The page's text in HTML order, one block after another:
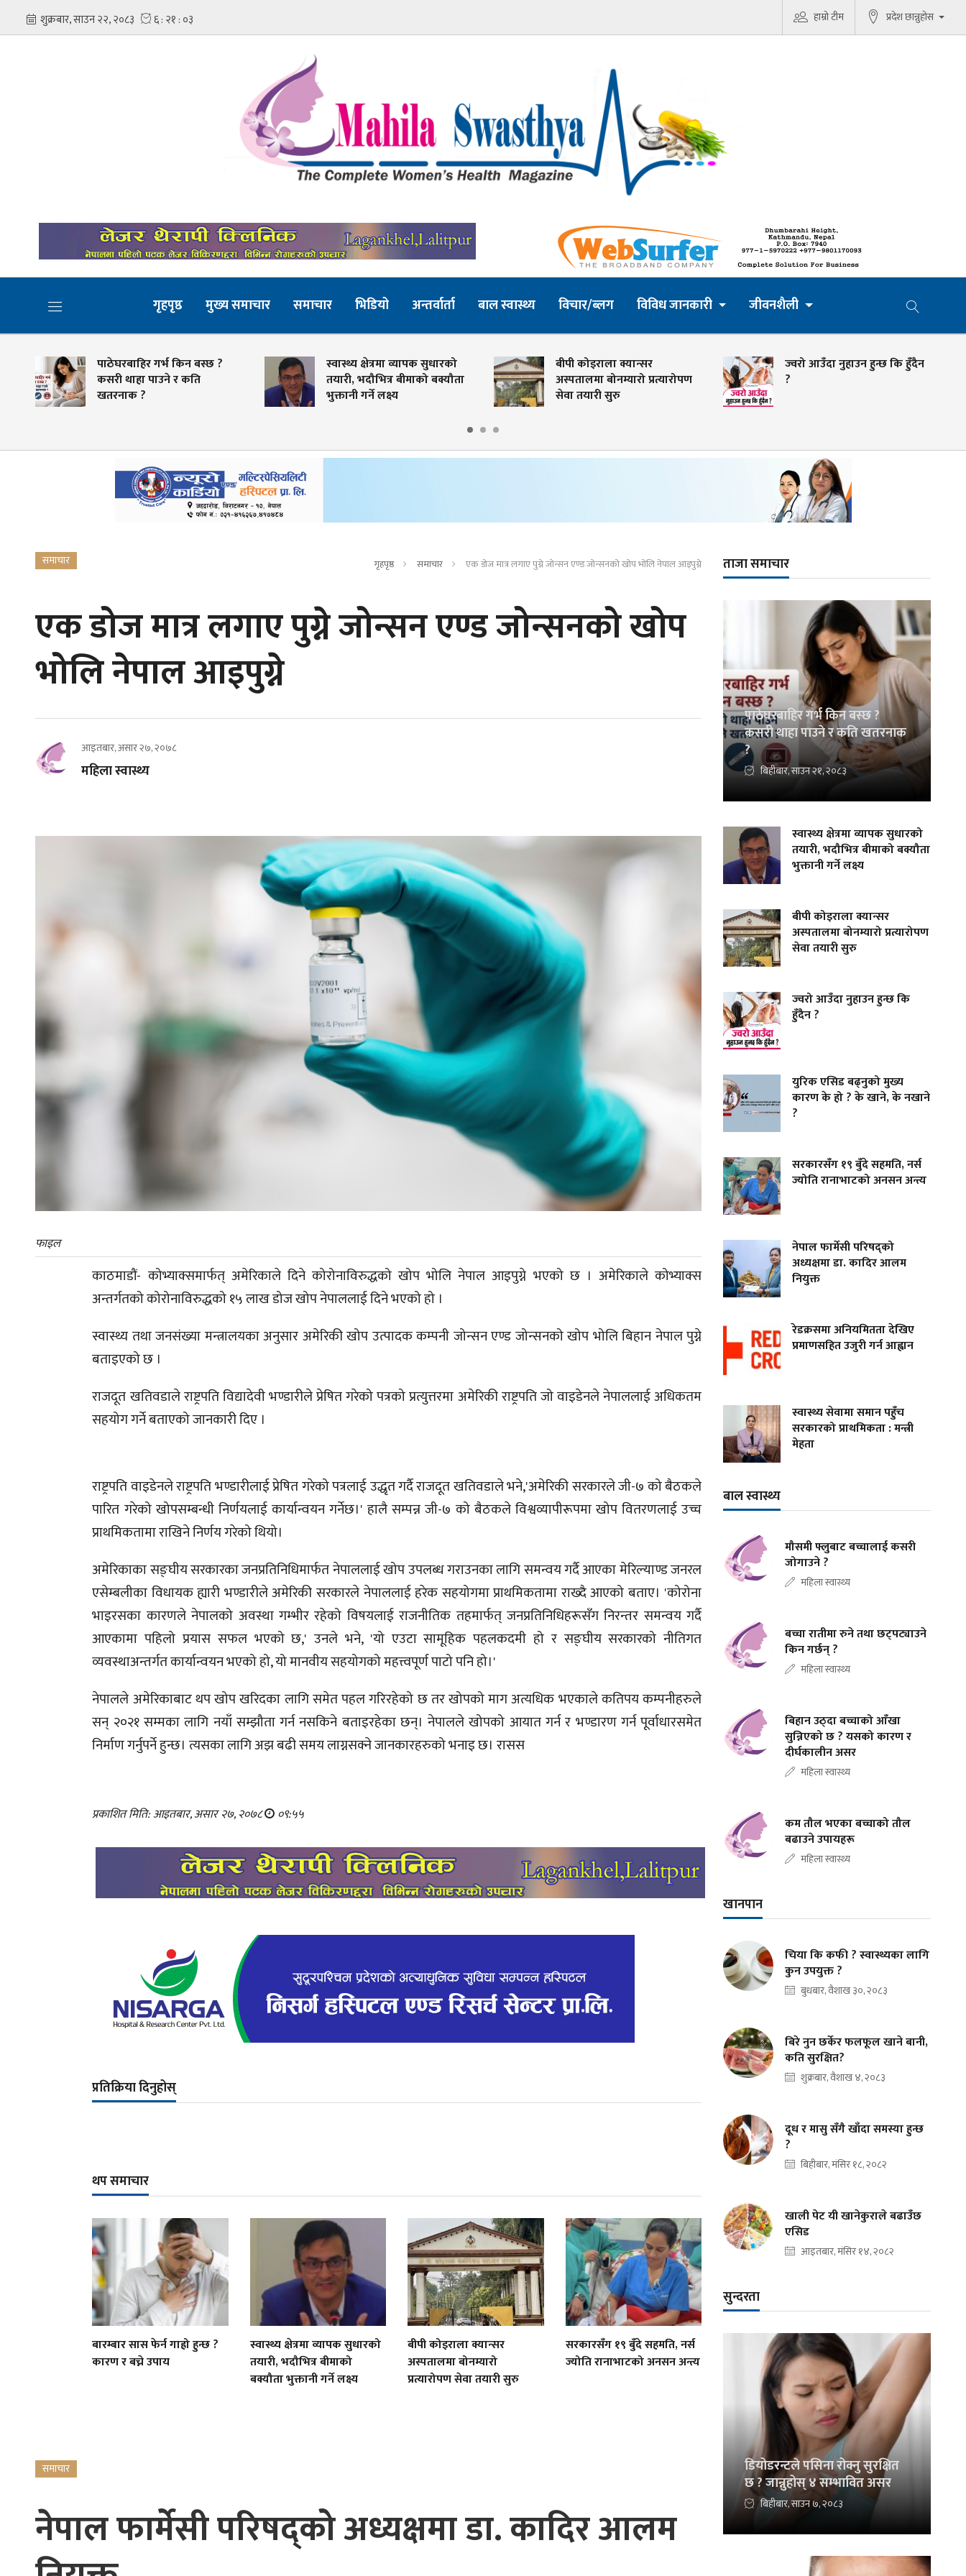
हाम्रो टीम प्रदेश छान्नुहोस
गृहपृष्ठ मुख्य समाचार समाचार भिडियो अन्तर्वार्ता बाल स्वास्थ्य विचार/ब्लग विविध जानकारी जीवनशैली
पाठेघरबाहिर गर्भ किन बस्छ ?
कसरी थाहा पाउने र कति
खतरनाक ?
स्वास्थ्य क्षेत्रमा व्यापक सुधारको
तयारी, भदौभित्र बीमाको बक्यौता
भुक्तानी गर्ने लक्ष्य
बीपी कोइराला क्यान्सर
अस्पतालमा बोनम्यारो प्रत्यारोपण
सेवा तयारी सुरु
ज्वरो आउँदा नुहाउन हुन्छ कि हुँदैन
?
समाचार गृहपृष्ठ समाचार एक डोज मात्र लगाए पुग्ने जोन्सन एण्ड जोन्सनको खोप भोलि नेपाल आइपुग्ने
एक डोज मात्र लगाए पुग्ने जोन्सन एण्ड जोन्सनको खोप
भोलि नेपाल आइपुग्ने
आइतबार, असार २७, २०७८
महिला स्वास्थ्य
फाइल
काठमाडौं- कोभ्याक्समार्फत् अमेरिकाले दिने कोरोनाविरुद्धको खोप भोलि नेपाल आइपुग्ने भएको छ । अमेरिकाले कोभ्याक्स
अन्तर्गतको कोरोनाविरुद्धको १५ लाख डोज खोप नेपाललाई दिने भएको हो ।
स्वास्थ्य तथा जनसंख्या मन्त्रालयका अनुसार अमेरिकी खोप उत्पादक कम्पनी जोन्सन एण्ड जोन्सनको खोप भोलि बिहान नेपाल पुग्ने
बताइएको छ ।
राजदूत खतिवडाले राष्ट्रपति विद्यादेवी भण्डारीले प्रेषित गरेको पत्रको प्रत्युत्तरमा अमेरिकी राष्ट्रपति जो वाइडेनले नेपाललाई अधिकतम
सहयोग गर्ने बताएको जानकारी दिए ।
राष्ट्रपति वाइडेनले राष्ट्रपति भण्डारीलाई प्रेषित गरेको पत्रलाई उद्धृत गर्दै राजदूत खतिवडाले भने,'अमेरिकी सरकारले जी-७ को बैठकले
पारित गरेको खोपसम्बन्धी निर्णयलाई कार्यान्वयन गर्नेछ।' हालै सम्पन्न जी-७ को बैठकले विश्वव्यापीरूपमा खोप वितरणलाई उच्च
प्राथमिकतामा राखिने निर्णय गरेको थियो।
अमेरिकाका सङ्‍घीय सरकारका जनप्रतिनिधिमार्फत नेपाललाई खोप उपलब्ध गराउनका लागि समन्वय गर्दै आएका मेरिल्याण्ड जनरल
एसेम्बलीका विधायक ह्यारी भण्डारीले अमेरिकी सरकारले नेपाललाई हरेक सहयोगमा प्राथमिकतामा राख्दै आएको बताए। 'कोरोना
भाइरसका कारणले नेपालको अवस्था गम्भीर रहेको विषयलाई राजनीतिक तहमार्फत् जनप्रतिनिधिहरूसँग निरन्तर समन्वय गर्दै
आएकामा पहिलो प्रयास सफल भएको छ,' उनले भने, 'यो एउटा सामूहिक पहलकदमी हो र सङ्‍घीय सरकारको नीतिगत
व्यवस्थाअन्तर्गत कार्यान्वयन भएको हो, यो मानवीय सहयोगको महत्त्वपूर्ण पाटो पनि हो।'
नेपालले अमेरिकाबाट थप खोप खरिदका लागि समेत पहल गरिरहेको छ तर खोपको माग अत्यधिक भएकाले कतिपय कम्पनीहरुले
सन् २०२१ सम्मका लागि नयाँ सम्झौता गर्न नसकिने बताइरहेका छन्। नेपालले खोपको आयात गर्न र भण्डारण गर्न पूर्वाधारसमेत
निर्माण गर्नुपर्ने हुन्छ। त्यसका लागि अझ बढी समय लाग्नसक्ने जानकारहरुको भनाइ छ। रासस
प्रकाशित मिति: आइतबार, असार २७, २०७८ ०९:५५
प्रतिक्रिया दिनुहोस्
थप समाचार
बारम्बार सास फेर्न गाह्रो हुन्छ ?
कारण र बच्ने उपाय
स्वास्थ्य क्षेत्रमा व्यापक सुधारको
तयारी, भदौभित्र बीमाको
बक्यौता भुक्तानी गर्ने लक्ष्य
बीपी कोइराला क्यान्सर
अस्पतालमा बोनम्यारो
प्रत्यारोपण सेवा तयारी सुरु
सरकारसँग १९ बुँदे सहमति, नर्स
ज्योति रानाभाटको अनसन अन्त्य
समाचार
नेपाल फार्मेसी परिषद्को अध्यक्षमा डा. कादिर आलम
ताजा समाचार
पाठेघरबाहिर गर्भ किन बस्छ ?
कसरी थाहा पाउने र कति खतरनाक
?
बिहीबार, साउन २१, २०८३
स्वास्थ्य क्षेत्रमा व्यापक सुधारको
तयारी, भदौभित्र बीमाको बक्यौता
भुक्तानी गर्ने लक्ष्य
बीपी कोइराला क्यान्सर
अस्पतालमा बोनम्यारो प्रत्यारोपण
सेवा तयारी सुरु
ज्वरो आउँदा नुहाउन हुन्छ कि
हुँदैन ?
युरिक एसिड बढ्नुको मुख्य
कारण के हो ? के खाने, के नखाने
?
सरकारसँग १९ बुँदे सहमति, नर्स
ज्योति रानाभाटको अनसन अन्त्य
नेपाल फार्मेसी परिषद्को
अध्यक्षमा डा. कादिर आलम
नियुक्त
रेडक्रसमा अनियमितता देखिए
प्रमाणसहित उजुरी गर्न आह्वान
स्वास्थ्य सेवामा समान पहुँच
सरकारको प्राथमिकता : मन्त्री
मेहता
बाल स्वास्थ्य
मौसमी फ्लुबाट बच्चालाई कसरी
जोगाउने ?
महिला स्वास्थ्य
बच्चा रातीमा रुने तथा छट्पट्याउने
किन गर्छन् ?
महिला स्वास्थ्य
बिहान उठ्दा बच्चाको आँखा
सुन्निएको छ ? यसको कारण र
दीर्घकालीन असर
महिला स्वास्थ्य
कम तौल भएका बच्चाको तौल
बढाउने उपायहरू
महिला स्वास्थ्य
खानपान
चिया कि कफी ? स्वास्थ्यका लागि
कुन उपयुक्त ?
बुधबार, वैशाख ३०, २०८३
बिरे नुन छर्केर फलफूल खाने बानी,
कति सुरक्षित?
शुक्रबार, वैशाख ४, २०८३
दूध र मासु सँगै खाँदा समस्या हुन्छ
?
बिहीबार, मंसिर १८, २०८२
खाली पेट यी खानेकुराले बढाउँछ
एसिड
आइतबार, मंसिर १४, २०८२
सुन्दरता
डियोडरन्टले पसिना रोक्नु सुरक्षित
छ ? जान्नुहोस् ४ सम्भावित असर
बिहीबार, साउन ७, २०८३